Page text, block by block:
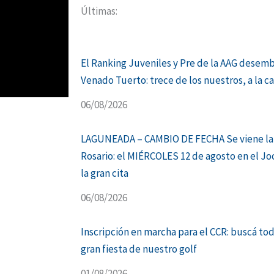
Últimas:
El Ranking Juveniles y Pre de la AAG
Venado Tuerto: trece de los nuestros, a la
06/08/2026
LAGUNEADA – CAMBIO DE FECHA Se
Rosario: el MIÉRCOLES 12 de agosto en el
la gran cita
06/08/2026
Inscripción en marcha para el CCR: buscá
gran fiesta de nuestro golf